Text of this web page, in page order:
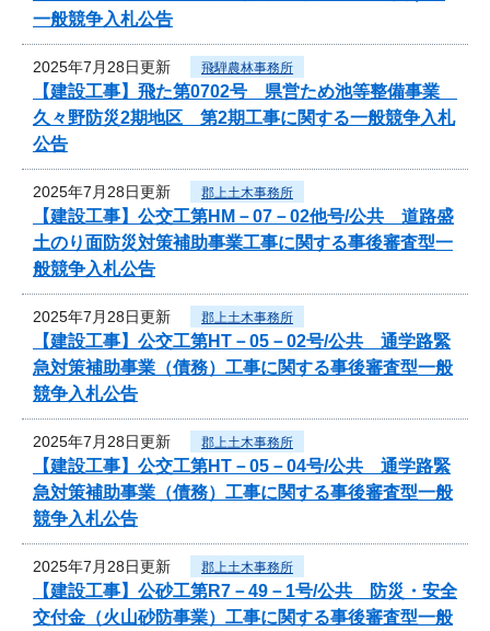
一般競争入札公告
2025年7月28日更新 飛騨農林事務所
【建設工事】飛た第0702号 県営ため池等整備事業
久々野防災2期地区 第2期工事に関する一般競争入札
公告
2025年7月28日更新 郡上土木事務所
【建設工事】公交工第HM－07－02他号/公共 道路盛
土のり面防災対策補助事業工事に関する事後審査型一
般競争入札公告
2025年7月28日更新 郡上土木事務所
【建設工事】公交工第HT－05－02号/公共 通学路緊
急対策補助事業（債務）工事に関する事後審査型一般
競争入札公告
2025年7月28日更新 郡上土木事務所
【建設工事】公交工第HT－05－04号/公共 通学路緊
急対策補助事業（債務）工事に関する事後審査型一般
競争入札公告
2025年7月28日更新 郡上土木事務所
【建設工事】公砂工第R7－49－1号/公共 防災・安全
交付金（火山砂防事業）工事に関する事後審査型一般